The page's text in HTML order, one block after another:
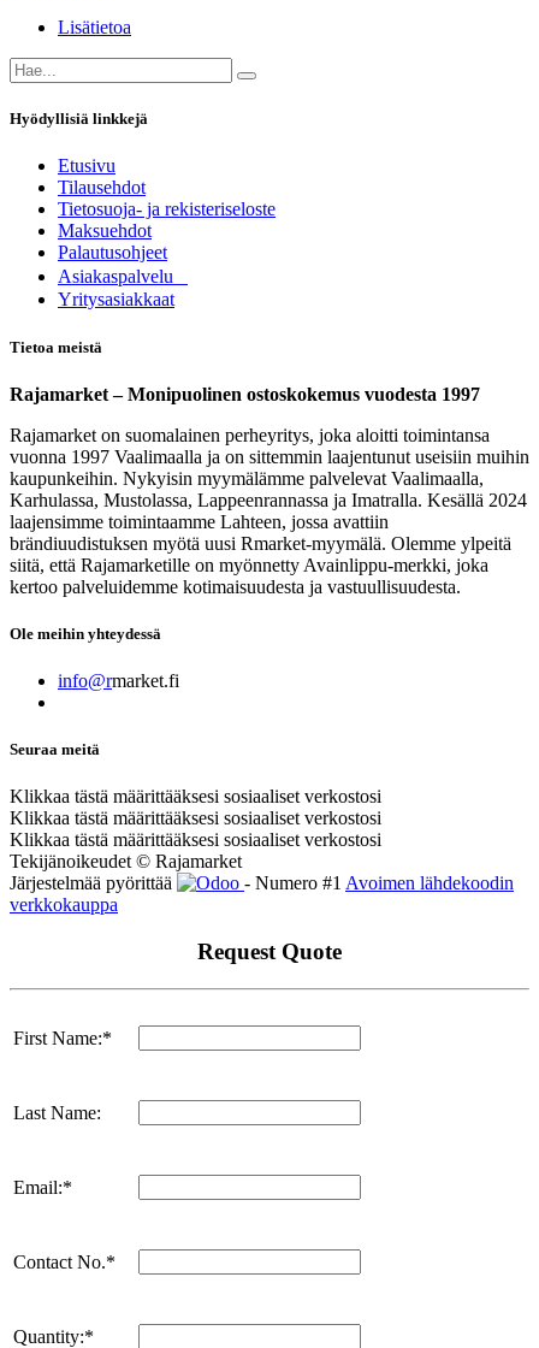
Lisätietoa
Hyödyllisiä linkkejä
Etusivu
Tilausehdot
Tietosuoja- ja rekisteriseloste
Maksuehdot
Palautusohjeet
Asia​k​aspalvelu
​Yritysasiakkaat
Tietoa meistä
Rajamarket – Monipuolinen ostoskokemus vuodesta 1997
Rajamarket on suomalainen perheyritys, joka aloitti toimintansa
vuonna 1997 Vaalimaalla ja on sittemmin laajentunut useisiin muihin
kaupunkeihin. Nykyisin myymälämme palvelevat Vaalimaalla,
Karhulassa, Mustolassa, Lappeenrannassa ja Imatralla. Kesällä 2024
laajensimme toimintaamme Lahteen, jossa avattiin
brändiuudistuksen myötä uusi Rmarket-myymälä. Olemme ylpeitä
siitä, että Rajamarketille on myönnetty Avainlippu-merkki, joka
kertoo palveluidemme kotimaisuudesta ja vastuullisuudesta.
Ole meihin yhteydessä
info@rmarket.fi
Seuraa meitä
Klikkaa tästä määrittääksesi sosiaaliset verkostosi
Klikkaa tästä määrittääksesi sosiaaliset verkostosi
Klikkaa tästä määrittääksesi sosiaaliset verkostosi
Tekijänoikeudet © Rajamarket
Järjestelmää pyörittää
- Numero #1 Avoimen lähdekoodin
verkkokauppa
Request Quote
First Name:*
Last Name:
Email:*
Contact No.*
Quantity:*